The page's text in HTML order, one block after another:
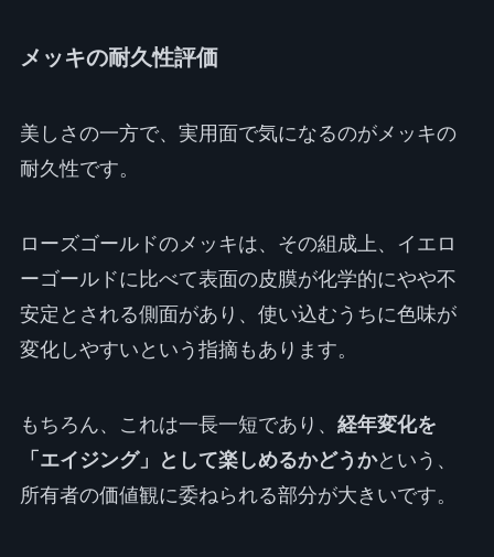
メッキの耐久性評価
美しさの一方で、実用面で気になるのがメッキの
耐久性です。
ローズゴールドのメッキは、その組成上、イエロ
ーゴールドに比べて表面の皮膜が化学的にやや不
安定とされる側面があり、使い込むうちに色味が
変化しやすいという指摘もあります。
もちろん、これは一長一短であり、 経年変化を
「エイジング」として楽しめるかどうかという、
所有者の価値観に委ねられる部分が大きいです。